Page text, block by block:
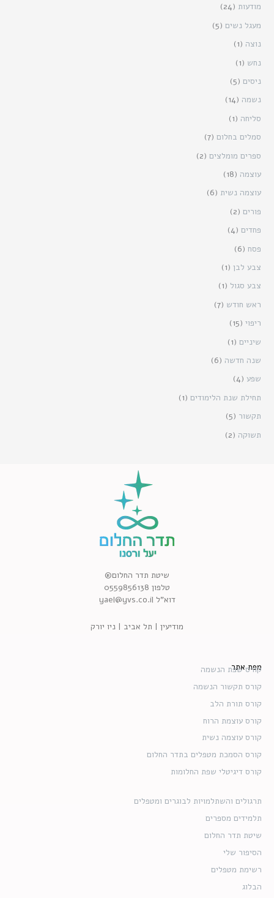
מודעות (24)
מעגל נשים (5)
נוצה (1)
נחש (1)
ניסים (5)
נשמה (14)
סליחה (1)
סמלים בחלום (7)
ספרים מומלצים (2)
עוצמה (18)
עוצמה נשית (6)
פורים (2)
פחדים (4)
פסח (6)
צבע לבן (1)
צבע סגול (1)
ראש חודש (7)
ריפוי (15)
שיניים (1)
שנה חדשה (6)
שפע (4)
תחילת שנת הלימודים (1)
תקשור (5)
תשוקה (2)
שיטת תדר החלום®
טלפון 0559856138
דוא”ל yael@yvs.co.il
מודיעין | תל אביב | ניו יורק
מפת אתר
קורס שפת הנשמה
קורס תקשור הנשמה
קורס תורת הלב
קורס עוצמת הרוח
קורס עוצמה נשית
קורס הסמכת מטפלים בתדר החלום
קורס דיגיטלי שפת החלומות
תרגולים והשתלמויות לבוגרים ומטפלים
תלמידים מספרים
שיטת תדר החלום
הסיפור שלי
רשימת מטפלים
הבלוג